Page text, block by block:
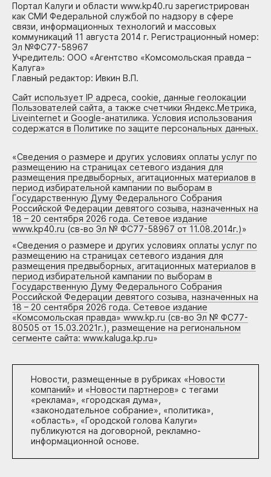
Портал Калуги и области www.kp40.ru зарегистрирован
как СМИ Федеральной службой по надзору в сфере
связи, информационных технологий и массовых
коммуникаций 11 августа 2014 г. Регистрационный номер:
Эл №ФС77-58967
Учредитель: ООО «Агентство «Комсомольская правда –
Калуга»
Главный редактор: Ивкин В.П.
Сайт использует IP адреса, cookie, данные геолокации
Пользователей сайта, а также счетчики Яндекс.Метрика,
Liveinternet и Google-анатилика. Условия использования
содержатся в Политике по защите персональных данных.
«Сведения о размере и других условиях оплаты услуг по
размещению на страницах сетевого издания для
размещения предвыборных, агитационных материалов в
период избирательной кампании по выборам в
Государственную Думу Федерального Собрания
Российской Федерации девятого созыва, назначенных на
18 – 20 сентября 2026 года. Сетевое издание
www.kp40.ru (св-во Эл № ФС77-58967 от 11.08.2014г.)»
«Сведения о размере и других условиях оплаты услуг по
размещению на страницах сетевого издания для
размещения предвыборных, агитационных материалов в
период избирательной кампании по выборам в
Государственную Думу Федерального Собрания
Российской Федерации девятого созыва, назначенных на
18 – 20 сентября 2026 года. Сетевое издание
«Комсомольская правда» www.kp.ru (св-во Эл № ФС77-
80505 от 15.03.2021г.), размещение на региональном
сегменте сайта: www.kaluga.kp.ru»
Новости, размещенные в рубриках «Новости
компаний» и «Новости партнеров» с тегами
«реклама», «городская дума»,
«законодательное собрание», «политика»,
«область», «Городской голова Калуги»
публикуются на договорной, рекламно-
информационной основе.